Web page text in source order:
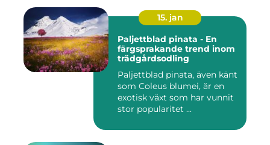
15. jan
Paljettblad pinata - En
färgsprakande trend inom
trädgårdsodling
Paljettblad pinata, även känt
som Coleus blumei, är en
exotisk växt som har vunnit
stor popularitet ...